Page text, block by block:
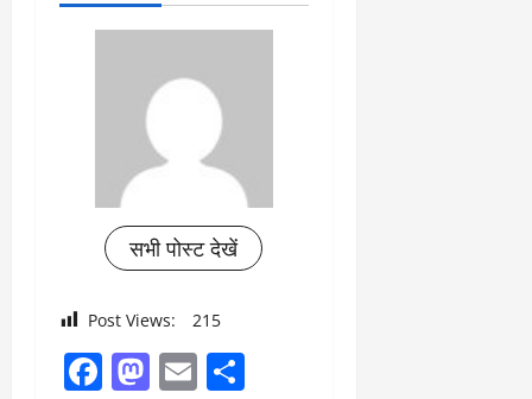
सभी पोस्ट देखें
Post Views: 215
Facebook
Mastodon
Email